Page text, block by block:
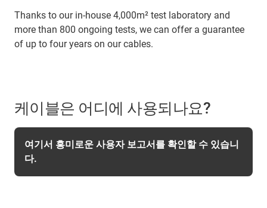
Thanks to our in-house 4,000m² test laboratory and
more than 800 ongoing tests, we can offer a guarantee
of up to four years on our cables.
케이블은 어디에 사용되나요?
여기서 흥미로운 사용자 보고서를 확인할 수 있습니
다.